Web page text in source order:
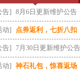
告] 8月6日更新维护公告
动] 点券返利，七折八扣
告] 7月30日更新维护公告
动] 神石礼包，惊喜返场